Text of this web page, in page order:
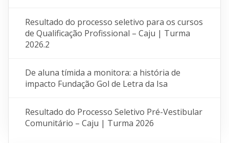
Resultado do processo seletivo para os cursos
de Qualificação Profissional – Caju | Turma
2026.2
De aluna tímida a monitora: a história de
impacto Fundação Gol de Letra da Isa
Resultado do Processo Seletivo Pré-Vestibular
Comunitário – Caju | Turma 2026